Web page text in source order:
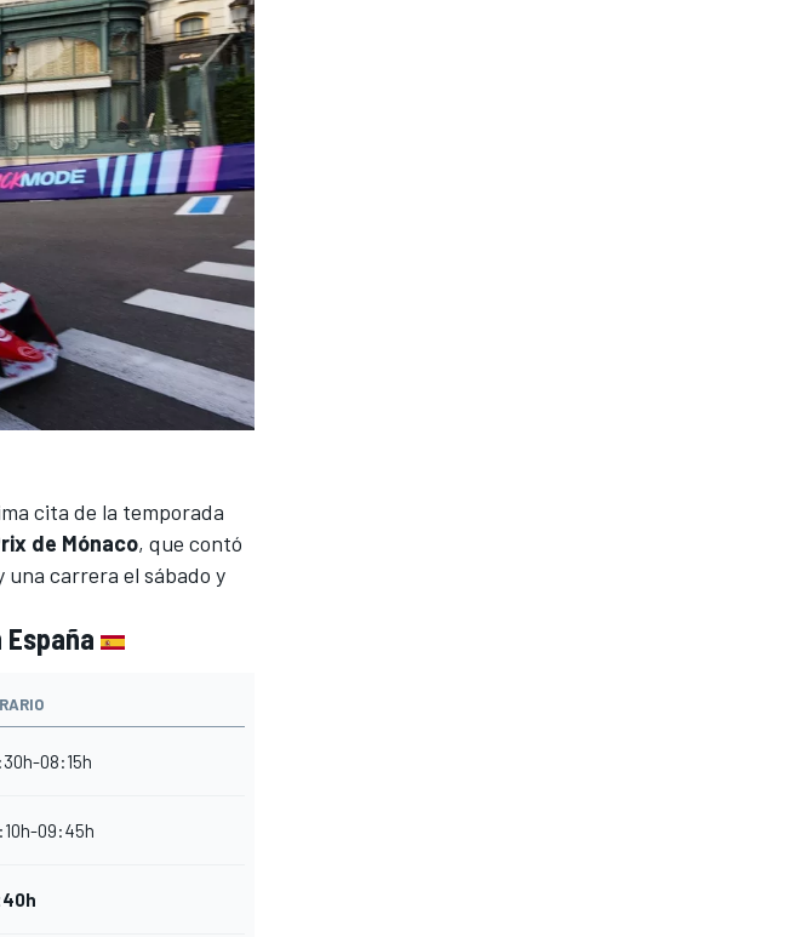
cita de la temporada
de Mónaco, que contó
carrera el sábado y
08:15h
09:45h